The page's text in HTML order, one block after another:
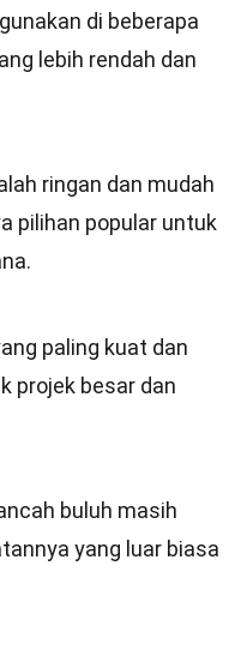
di beberapa
lebih rendah dan
ringan dan mudah
pilihan popular untuk
paling kuat dan
projek besar dan
buluh masih
yang luar biasa